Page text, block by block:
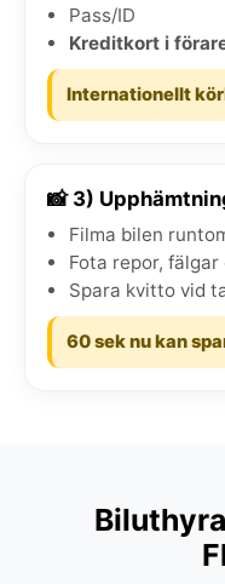
Pass/ID
Kreditkort i
Internationellt
📸 3)
Filma bilen
Fota repor,
Spara kvitto vid
60 sek nu kan